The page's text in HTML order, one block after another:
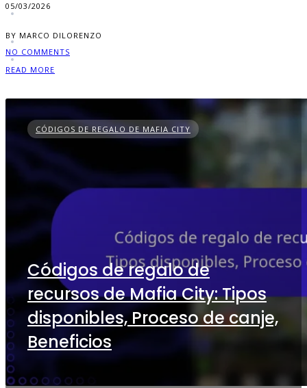
05/03/2026
BY MARCO DILORENZO
NO COMMENTS
READ MORE
CÓDIGOS DE REGALO DE MAFIA CITY
Códigos de regalo de
recursos de Mafia City: Tipos
disponibles, Proceso de canje,
Beneficios